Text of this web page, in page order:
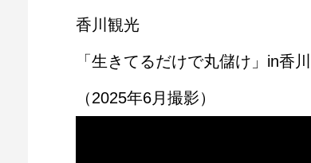
香川観光
「生きてるだけで丸儲け」in香川
（2025年6月撮影）